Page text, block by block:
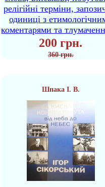
релігійні терміни,
одиниці з
коментарями та
200 грн.
360 грн.
Шпака І. В.